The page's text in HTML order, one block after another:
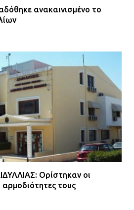
ανακαινισμένο το
Ορίστηκαν οι
αρμοδιότητες τους